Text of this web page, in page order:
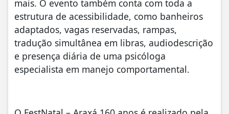
mais. O evento também conta com toda a
estrutura de acessibilidade, como banheiros
adaptados, vagas reservadas, rampas,
tradução simultânea em libras, audiodescrição
e presença diária de uma psicóloga
especialista em manejo comportamental.